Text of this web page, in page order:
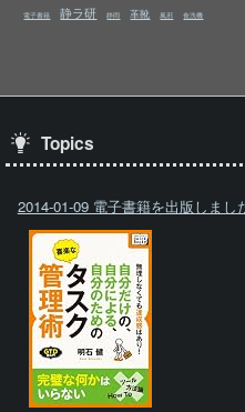
電子書籍 静ラ研 静岡 革靴 風邪 食洗機
Topics
2014-01-09 電子書籍を出版しまし